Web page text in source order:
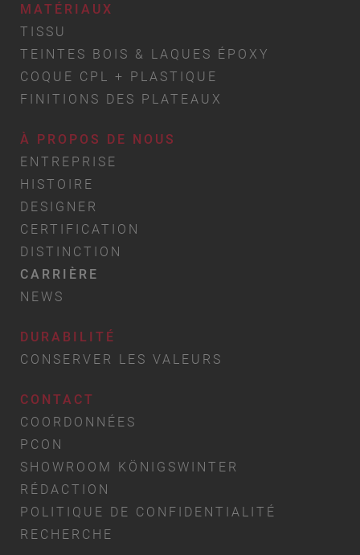
MATÉRIAUX
TISSU
TEINTES BOIS & LAQUES ÉPOXY
COQUE CPL + PLASTIQUE
FINITIONS DES PLATEAUX
À PROPOS DE NOUS
ENTREPRISE
HISTOIRE
DESIGNER
CERTIFICATION
DISTINCTION
CARRIÈRE
NEWS
DURABILITÉ
CONSERVER LES VALEURS
CONTACT
COORDONNÉES
PCON
SHOWROOM KÖNIGSWINTER
RÉDACTION
POLITIQUE DE CONFIDENTIALITÉ
RECHERCHE